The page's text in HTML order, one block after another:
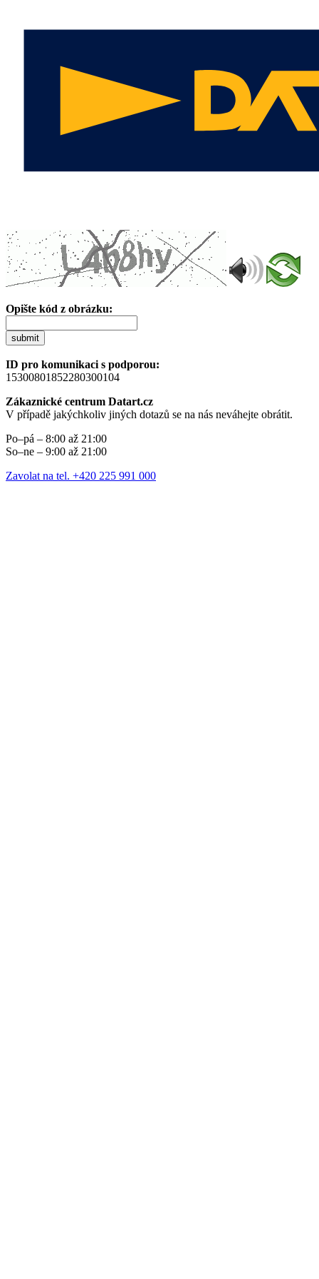
Opište kód z obrázku:
submit
ID pro komunikaci s podporou:
15300801852280300104
Zákaznické centrum Datart.cz
V případě jakýchkoliv jiných dotazů se na nás neváhejte obrátit.
Po–pá – 8:00 až 21:00
So–ne – 9:00 až 21:00
Zavolat na tel. +420 225 991 000